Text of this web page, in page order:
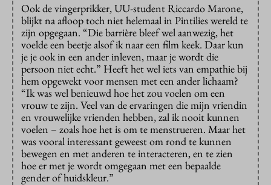
Ook de vingerprikker, UU-student Riccardo Marone,
blijkt na afloop toch niet helemaal in Pintilies wereld te
zijn opgegaan. “Die barrière bleef wel aanwezig, het
voelde een beetje alsof ik naar een film keek. Daar kun
je je ook in een ander inleven, maar je wordt die
persoon niet echt.” Heeft het wel iets van empathie bij
hem opgewekt voor mensen met een ander lichaam?
“Ik was wel benieuwd hoe het zou voelen om een
vrouw te zijn. Veel van de ervaringen die mijn vriendin
en vrouwelijke vrienden hebben, zal ik nooit kunnen
voelen – zoals hoe het is om te menstrueren. Maar het
was vooral interessant geweest om rond te kunnen
bewegen en met anderen te interacteren, en te zien
hoe er met je wordt omgegaan met een bepaalde
gender of huidskleur.”